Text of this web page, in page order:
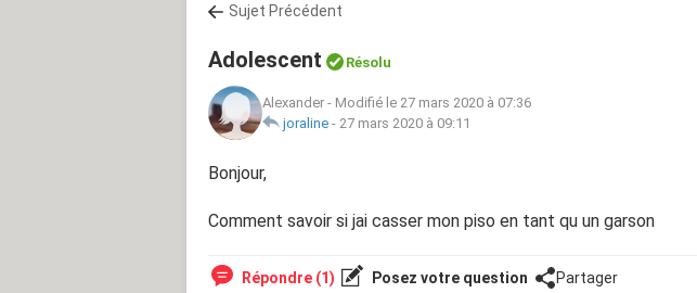
Sujet Précédent
Adolescent Résolu
Alexander - Modifié le 27 mars 2020 à 07:36
joraline - 27 mars 2020 à 09:11
Bonjour,
Comment savoir si jai casser mon piso en tant qu un garson
Répondre (1) Posez votre question Partager